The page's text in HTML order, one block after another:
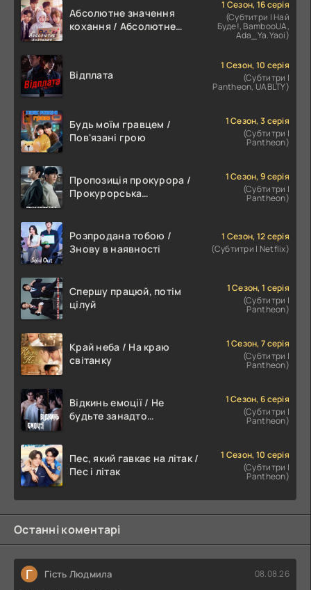
Абсолютне значення
кохання / Абсолютне
1 Сезон, 16 серія
(Субтитри | Най
Буде!, BambooUA,
Ada_Ya.Yaoi)
Відплата
1 Сезон, 10 серія
(Субтитри |
Pantheon, UABLTY)
Будь моїм гравцем /
Пов'язані грою
1 Сезон, 3 серія
(Субтитри |
Pantheon)
Пропозиція прокурора /
Прокурорська
1 Сезон, 9 серія
(Субтитри |
Pantheon)
Розпродана тобою /
Знову в наявності
1 Сезон, 12 серія
(Субтитри | Netflix)
Спершу працюй, потім
цілуй
1 Сезон, 1 серія
(Субтитри |
Pantheon)
Край неба / На краю
світанку
1 Сезон, 7 серія
(Субтитри |
Pantheon)
Відкинь емоції / Не
будьте занадто
1 Сезон, 6 серія
(Субтитри |
Pantheon)
Пес, який гавкає на літак /
Пес і літак
1 Сезон, 10 серія
(Субтитри |
Pantheon)
Останні коментарі
Г Гість Людмила 08.08.26